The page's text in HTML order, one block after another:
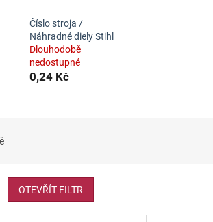
Číslo stroja /
Náhradné diely Stihl
Dlouhodobě
nedostupné
0,24 Kč
OTEVŘÍT FILTR